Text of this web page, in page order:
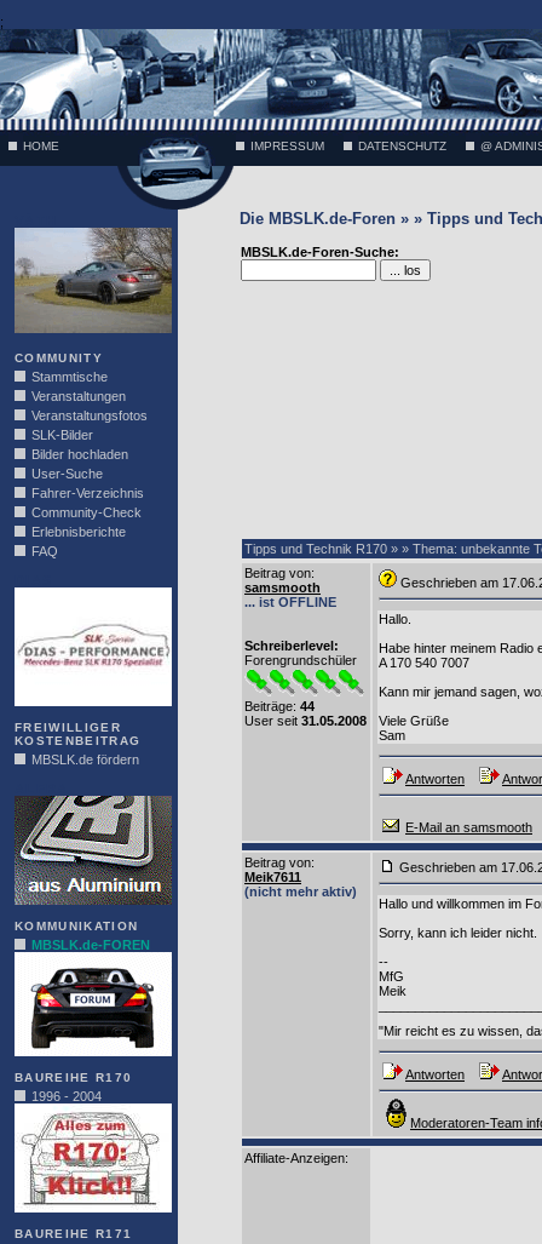
;
HOME IMPRESSUM DATENSCHUTZ @
COMMUNITY
Stammtische
Veranstaltungen
Veranstaltungsfotos
SLK-Bilder
Bilder hochladen
User-Suche
Fahrer-Verzeichnis
Community-Check
Erlebnisberichte
FAQ
FREIWILLIGER
KOSTENBEITRAG
MBSLK.de fördern
KOMMUNIKATION
MBSLK.de-FOREN
BAUREIHE R170
1996 - 2004
BAUREIHE R171
Die MBSLK.de-Foren » » Tipps und
MBSLK.de-Foren-Suche:
Tipps und Technik R170 » » Thema: unbekannte
Beitrag von:
samsmooth
... ist OFFLINE
Schreiberlevel:
Forengrundschüler
Beiträge: 44
User seit 31.05.2008
Geschrieben am
Hallo.
Habe hinter meinem Radio
A 170 540 7007
Kann mir jemand sagen,
Viele Grüße
Sam
Antworten
E-Mail an samsmooth
Beitrag von:
Meik7611
(nicht mehr aktiv)
Geschrieben am
Hallo und willkommen im
Sorry, kann ich leider nicht.
--
MfG
Meik
"Mir reicht es zu wissen,
Antworten
Moderatoren-Team
Affiliate-Anzeigen: